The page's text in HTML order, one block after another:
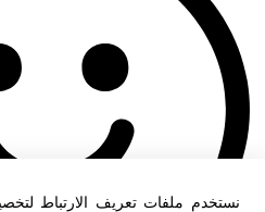
نستخدم ملفات تعريف الارتباط